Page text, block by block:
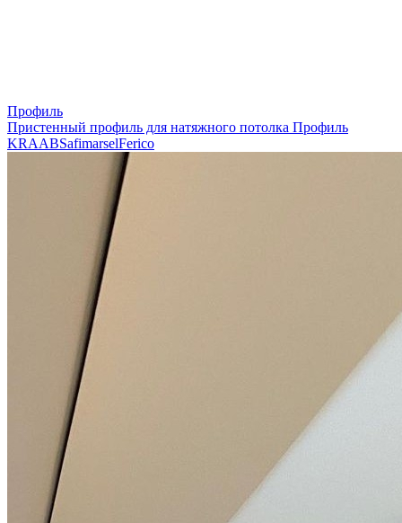
Профиль
Пристенный профиль для натяжного потолка Профиль
KRAABSafimarselFerico